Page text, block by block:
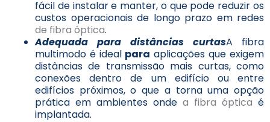
fácil de instalar e manter, o que pode reduzir os
custos operacionais de longo prazo em redes
de fibra óptica.
Adequada para distâncias curtasA fibra
multimodo é ideal para aplicações que exigem
distâncias de transmissão mais curtas, como
conexões dentro de um edifício ou entre
edifícios próximos, o que a torna uma opção
prática em ambientes onde a fibra óptica é
implantada.